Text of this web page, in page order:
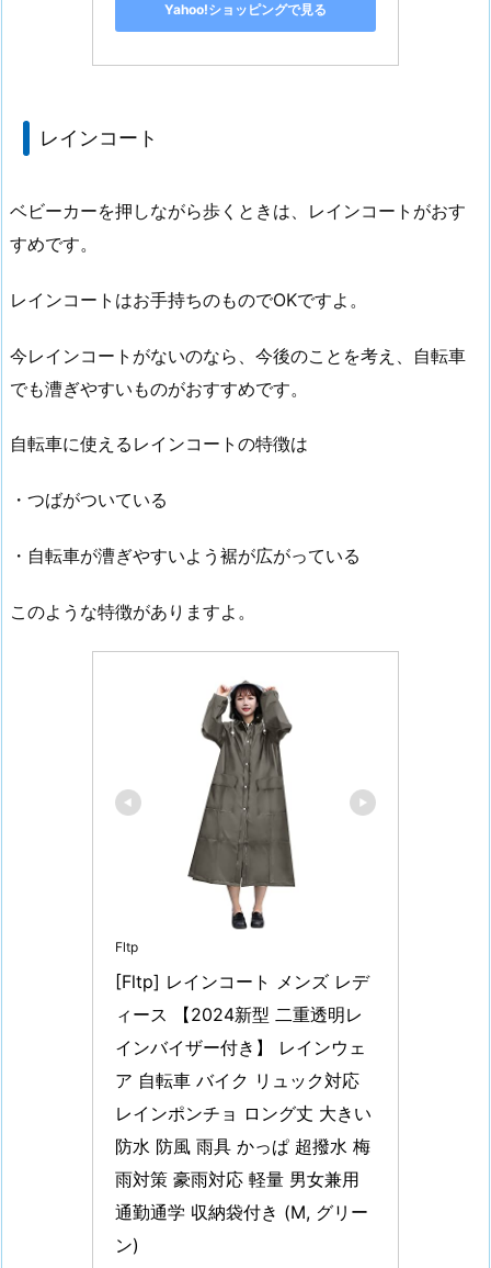
Yahoo!ショッピングで見る
レインコート
ベビーカーを押しながら歩くときは、レインコートがおす
すめです。
レインコートはお手持ちのものでOKですよ。
今レインコートがないのなら、今後のことを考え、自転車
でも漕ぎやすいものがおすすめです。
自転車に使えるレインコートの特徴は
・つばがついている
・自転車が漕ぎやすいよう裾が広がっている
このような特徴がありますよ。
Fltp
[Fltp] レインコート メンズ レデ
ィース 【2024新型 二重透明レ
インバイザー付き】 レインウェ
ア 自転車 バイク リュック対応
レインポンチョ ロング丈 大きい
防水 防風 雨具 かっぱ 超撥水 梅
雨対策 豪雨対応 軽量 男女兼用
通勤通学 収納袋付き (M, グリー
ン)